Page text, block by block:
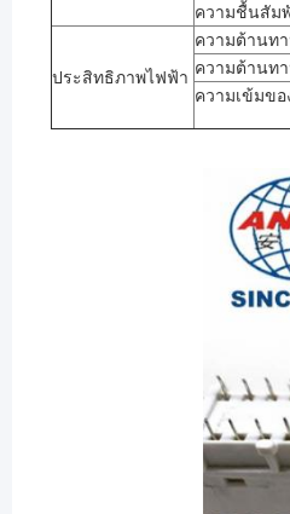
ความชื้นสัม
ประสิทธิภาพไฟฟ้า
ความต้านท
ความต้านท
ความเข้มขอ